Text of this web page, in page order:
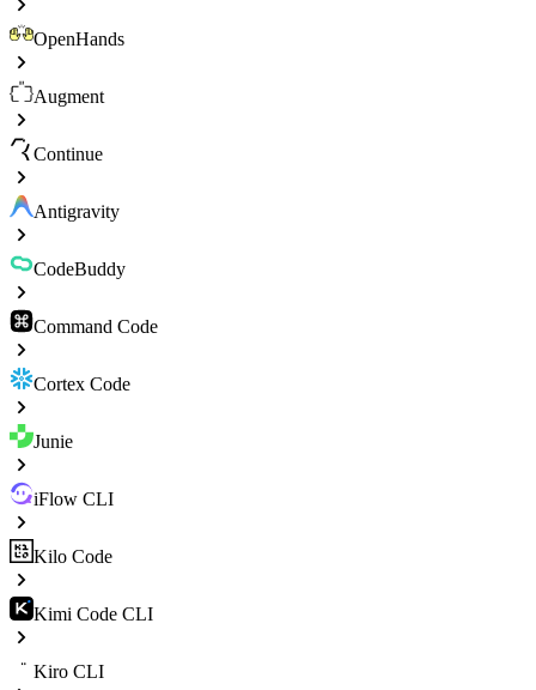
OpenHands
Augment
Continue
Antigravity
CodeBuddy
Command Code
Cortex Code
Junie
iFlow CLI
Kilo Code
Kimi Code CLI
Kiro CLI